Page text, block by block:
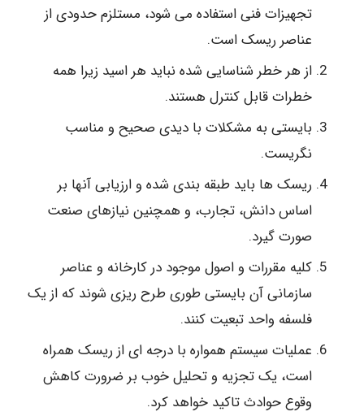
تجهیزات فنی استفاده می شود، مستلزم حدودی از
عناصر ریسک است.
از هر خطر شناسایی شده نباید هر اسید زیرا همه
خطرات قابل کنترل هستند.
بایستی به مشکلات با دیدی صحیح و مناسب
نگریست.
ریسک ها باید طبقه بندی شده و ارزیابی آنها بر
اساس دانش، تجارب، و همچنین نیازهای صنعت
صورت گیرد.
کلیه مقررات و اصول موجود در کارخانه و عناصر
سازمانی آن بایستی طوری طرح ریزی شوند که از یک
فلسفه واحد تبعیت کنند.
عملیات سیستم همواره با درجه ای از ریسک همراه
است، یک تجزیه و تحلیل خوب بر ضرورت کاهش
وقوع حوادث تاکید خواهد کرد.